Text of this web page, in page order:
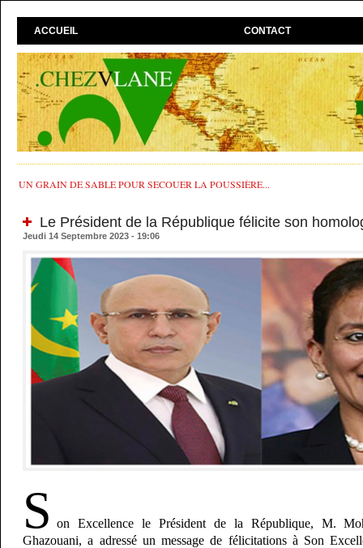
ACCUEIL CONTACT
UN GRAIN DE SABLE POUR SECOUER LA POUSSIÈRE...
Le Président de la République félicite son
Jeudi 14 Septembre 2023 - 19:06
S
on Excellence le Président de la République, M.
Ghazouani, a adressé un message de félicitations à Son